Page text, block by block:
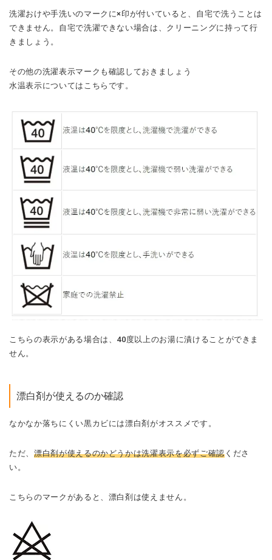
洗濯おけや手洗いのマークに×印が付いていると、自宅で洗うことは
できません。自宅で洗濯できない場合は、クリーニングに持って行
きましょう。
その他の洗濯表示マークも確認しておきましょう
水温表示についてはこちらです。
こちらの表示がある場合は、40度以上のお湯に漬けることができま
せん。
漂白剤が使えるのか確認
なかなか落ちにくい黒カビには漂白剤がオススメです。
ただ、 漂白剤が使えるのかどうかは洗濯表示を必ずご確認くださ
い。
こちらのマークがあると、漂白剤は使えません。